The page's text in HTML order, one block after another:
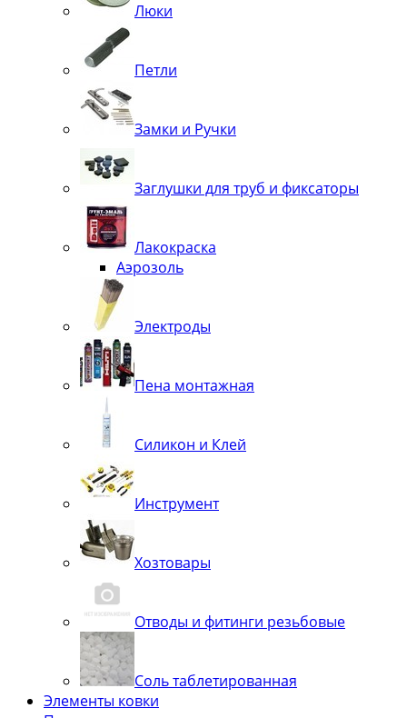
Люки
Петли
Замки и Ручки
Заглушки для труб и фиксаторы
Лакокраска
Аэрозоль
Электроды
Пена монтажная
Силикон и Клей
Инструмент
Хозтовары
Отводы и фитинги резьбовые
Соль таблетированная
Элементы ковки